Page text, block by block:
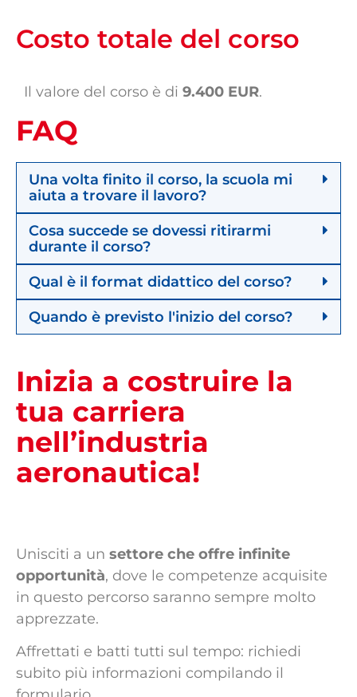
Costo totale del corso
Il valore del corso è di 9.400 EUR.
FAQ
Una volta finito il corso, la scuola mi
aiuta a trovare il lavoro?
Cosa succede se dovessi ritirarmi
durante il corso?
Qual è il format didattico del corso?
Quando è previsto l'inizio del corso?
Inizia a costruire la
tua carriera
nell’industria
aeronautica!
Unisciti a un settore che offre infinite
opportunità, dove le competenze acquisite
in questo percorso saranno sempre molto
apprezzate.
Affrettati e batti tutti sul tempo: richiedi
subito più informazioni compilando il